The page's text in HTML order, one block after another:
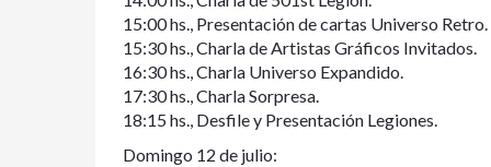
15:00 hs., Presentación de cartas Universo Retro.
15:30 hs., Charla de Artistas Gráficos Invitados.
16:30 hs., Charla Universo Expandido.
17:30 hs., Charla Sorpresa.
18:15 hs., Desfile y Presentación Legiones.
Domingo 12 de julio: